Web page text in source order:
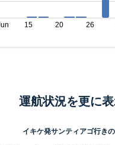
15 20 26
運航状況を更に
イキケ発サンティアゴ行き